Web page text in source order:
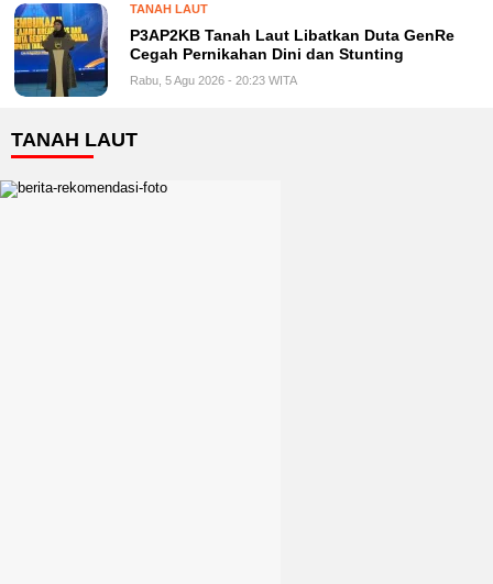
TANAH LAUT
P3AP2KB Tanah Laut Libatkan Duta GenRe
Cegah Pernikahan Dini dan Stunting
Rabu, 5 Agu 2026 - 20:23 WITA
TANAH LAUT